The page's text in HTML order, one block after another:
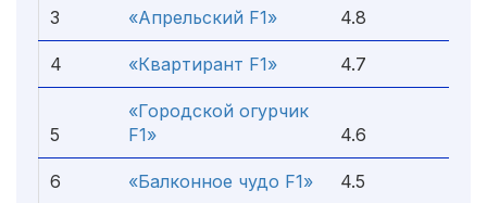
3 «Апрельский F1» 4.8
4 «Квартирант F1» 4.7
5
«Городской огурчик
F1»
4.6
6 «Балконное чудо F1» 4.5